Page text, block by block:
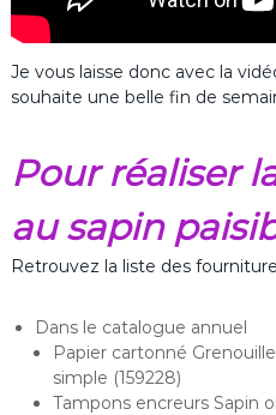
Je vous laisse donc avec la
souhaite une belle fin de
Pour réaliser
au sapin
Retrouvez la liste des
Dans le catalogue annuel
Papier cartonné
simple (159228)
Tampons encreurs Sapin